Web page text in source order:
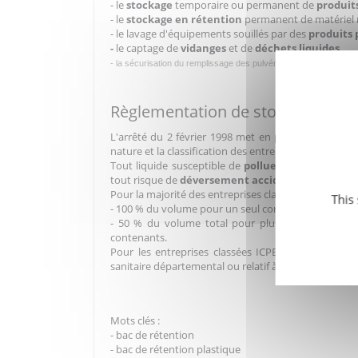
- lestockage temporaire ou permanent de
- lestockage en rétention permanent de matériel
- le lavage d'équipements souillés par des produits
- le captage devidangeset dedéchets liquides
- la sécurisation du remplissage des pulvérisateurs de
Règlementation de stockage :
L'arrêté du 2 février 1998 met en place une
nature et la classification des entreprises.
Tout liquide susceptible depolluer les sols ou
tout risque dedéversement accidentel
Pour la majorité des entreprises classées la capacité
- 100 % du volume pour un seul contenant
- 50 % du volume total pour plusieurs
contenants.
Pour les entreprises classées ICPE soumises à
sanitaire départemental ou relatif à leur activité.
Mots clés :
- bac de rétention
- bac de rétention plastique
This